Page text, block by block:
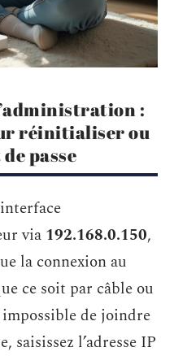
:
réinitialiser ou
passe
via 192.168.0.150,
la connexion au
ce soit par câble ou
de joindre
saisissez l’adresse IP